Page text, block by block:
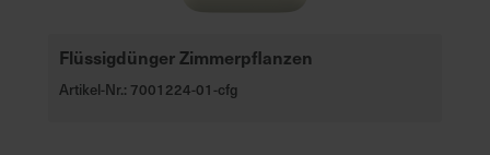
Flüssigdünger Zimmerpflanzen
Artikel-Nr.: 7001224-01-cfg